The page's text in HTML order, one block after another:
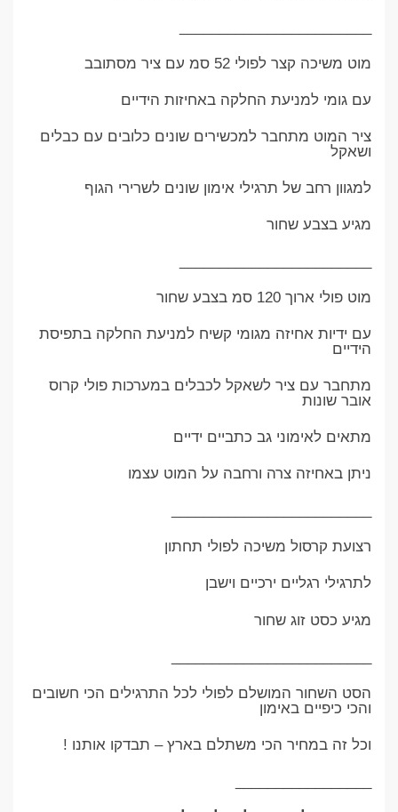
מוט משיכה קצר לפולי 52 סמ עם ציר מסתובב
עם גומי למניעת החלקה באחיזות הידיים
ציר המוט מתחבר למכשירים שונים כלובים עם כבלים
ושאקל
למגוון רחב של תרגילי אימון שונים לשרירי הגוף
מגיע בצבע שחור
מוט פולי ארוך 120 סמ בצבע שחור
עם ידיות אחיזה מגומי קשיח למניעת החלקה בתפיסת
הידיים
מתחבר עם ציר לשאקל לכבלים במערכות פולי קרוס
אובר שונות
מתאים לאימוני גב כתביים ידיים
ניתן באחיזה צרה ורחבה על המוט עצמו
רצועת קרסול משיכה לפולי תחתון
לתרגילי רגליים ירכיים וישבן
מגיע כסט זוג שחור
הסט השחור המושלם לפולי לכל התרגילים הכי חשובים
והכי כיפיים באימון
וכל זה במחיר הכי משתלם בארץ – תבדקו אותנו !